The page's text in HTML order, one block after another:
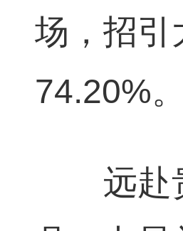
场，招引
74.20%。
远赴贵